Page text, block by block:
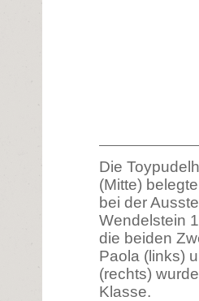
Die
(Mitte)
bei der
Wendelstein
die beiden
Paola (links)
(rechts)
Klasse.